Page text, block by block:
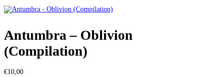
Antumbra – Oblivion
(Compilation)
€10,00